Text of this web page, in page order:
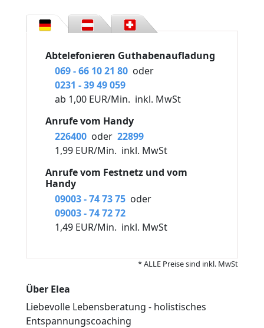
Abtelefonieren Guthabenaufladung
069 - 66 10 21 80 oder
0231 - 39 49 059
ab 1,00 EUR/Min. inkl. MwSt
Anrufe vom Handy
226400 oder 22899
1,99 EUR/Min. inkl. MwSt
Anrufe vom Festnetz und vom
Handy
09003 - 74 73 75 oder
09003 - 74 72 72
1,49 EUR/Min. inkl. MwSt
* ALLE Preise sind inkl. MwSt
Über Elea
Liebevolle Lebensberatung - holistisches
Entspannungscoaching